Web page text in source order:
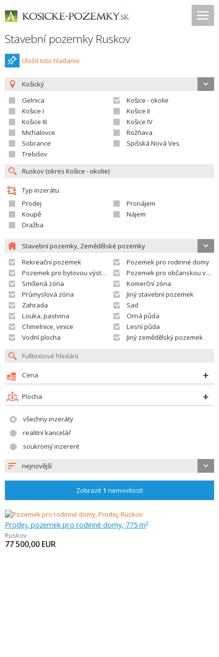
Stavební pozemky Ruskov
Uložiť toto hladanie
Košický
Gelnica
Košice - okolie
Košice I
Košice II
Košice III
Košice IV
Michalovce
Rožňava
Sobrance
Spišská Nová Ves
Trebišov
Typ inzerátu
Prodej
Pronájem
Koupě
Nájem
Dražba
Stavební pozemky, Zemědělské pozemky
Rekreační pozemek
Pozemek pro rodinné domy
Pozemek pro bytovou výstavbu
Pozemek pro občanskou vybavenost
Smíšená zóna
Komerční zóna
Průmyslová zóna
Jiný stavební pozemek
Zahrada
Sad
Louka, pastvina
Orná půda
Chmelnice, vinice
Lesní půda
Vodní plocha
Jiný zemědělský pozemek
Cena
Plocha
všechny inzeráty
realitní kancelář
soukromý inzerent
nejnovější
Zobrazit 1 nemovitostí
Prodej, pozemek pro rodinné domy, 775 m2
Ruskov
77 500,00 EUR